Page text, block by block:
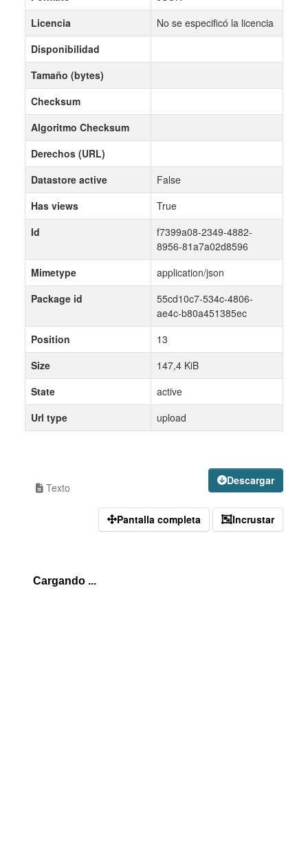
Descargar
Texto
Pantalla completa Incrustar
Licencia
No se especificó la licencia
Disponibilidad
Tamaño (bytes)
Checksum
Algoritmo Checksum
Derechos (URL)
Datastore active
False
Has views
True
Id
f7399a08-2349-4882-
8956-81a7a02d8596
Mimetype
application/json
Package id
55cd10c7-534c-4806-
ae4c-b80a451385ec
Position
13
Size
147,4 KiB
State
active
Url type
upload